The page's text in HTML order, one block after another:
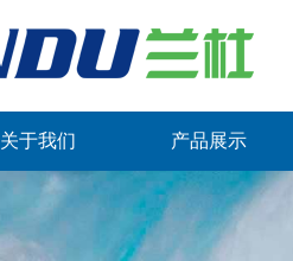
关于我们 产品展示